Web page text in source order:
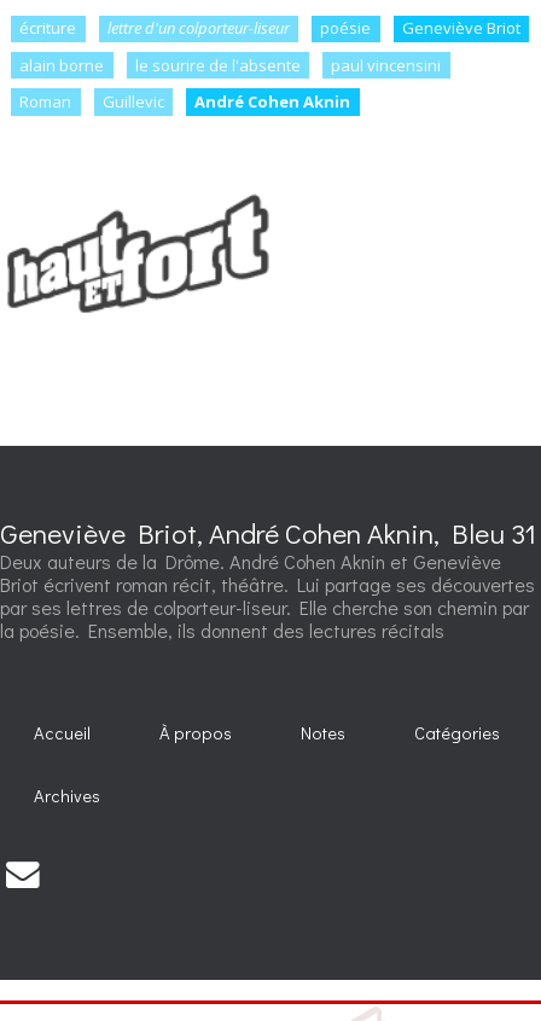
écriture lettre d'un colporteur-liseur poésie
Geneviève Briot
alain borne
le sourire de l'absente
paul vincensini
Roman
Guillevic André Cohen Aknin
Geneviève Briot, André Cohen Aknin, Bleu 31
Deux auteurs de la Drôme. André Cohen Aknin et Geneviève
Briot écrivent roman récit, théâtre. Lui partage ses découvertes
par ses lettres de colporteur-liseur. Elle cherche son chemin par
la poésie. Ensemble, ils donnent des lectures récitals
Accueil À propos Notes Catégories
Archives